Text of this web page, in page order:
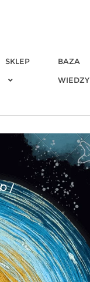
SKLEP
BAZA
WIEDZY